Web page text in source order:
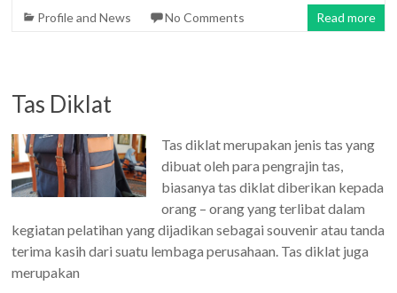
Profile and News
No Comments Read more
Tas Diklat
Tas diklat merupakan jenis tas yang
dibuat oleh para pengrajin tas,
biasanya tas diklat diberikan kepada
orang – orang yang terlibat dalam
kegiatan pelatihan yang dijadikan sebagai souvenir atau tanda
terima kasih dari suatu lembaga perusahaan. Tas diklat juga
merupakan